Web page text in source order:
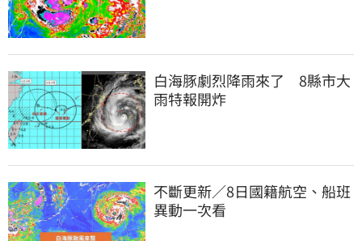
白海豚劇烈降雨來了　8縣市大
雨特報開炸
不斷更新／8日國籍航空、船班
異動一次看